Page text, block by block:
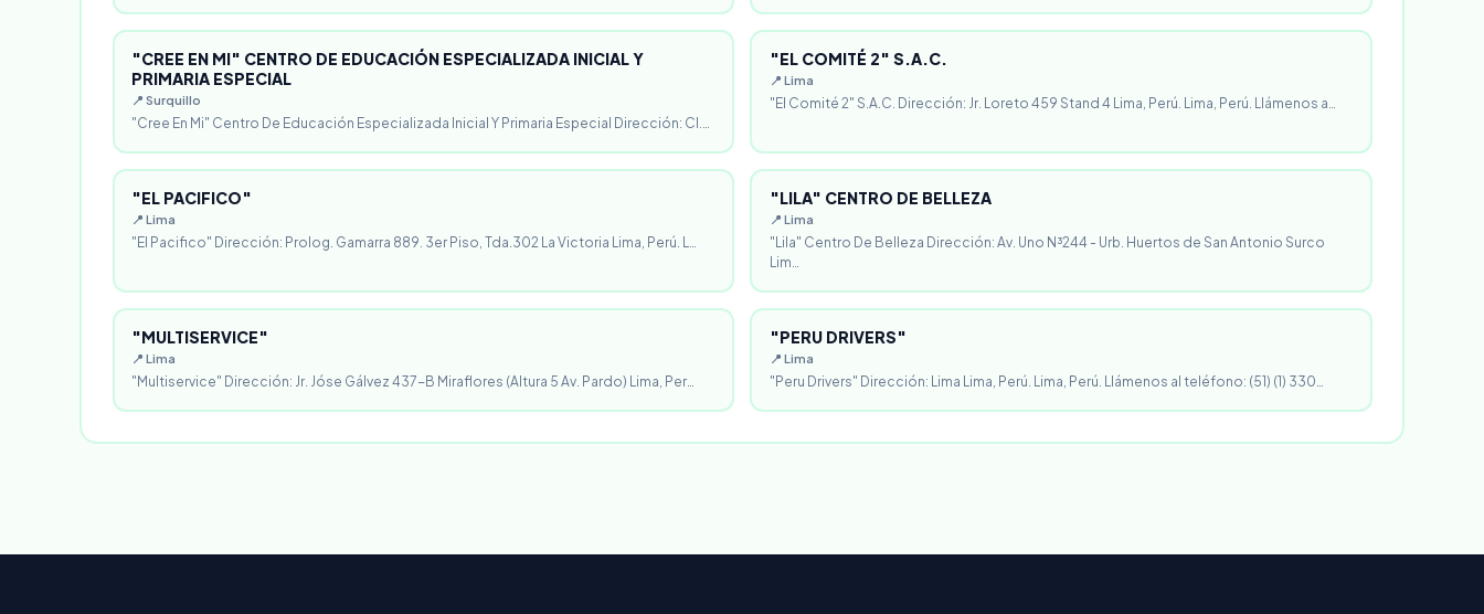
"CREE EN MI" CENTRO DE EDUCACIÓN ESPECIALIZADA INICIAL Y
PRIMARIA ESPECIAL
📍 Surquillo
"Cree En Mi" Centro De Educación Especializada Inicial Y Primaria Especial Dirección: Cl.…
"EL COMITÉ 2" S.A.C.
📍 Lima
"El Comité 2" S.A.C. Dirección: Jr. Loreto 459 Stand 4 Lima, Perú. Lima, Perú. Llámenos a…
"EL PACIFICO"
📍 Lima
"El Pacifico" Dirección: Prolog. Gamarra 889. 3er Piso, Tda.302 La Victoria Lima, Perú. L…
"LILA" CENTRO DE BELLEZA
📍 Lima
"Lila" Centro De Belleza Dirección: Av. Uno N³244 - Urb. Huertos de San Antonio Surco
Lim…
"MULTISERVICE"
📍 Lima
"Multiservice" Dirección: Jr. Jóse Gálvez 437-B Miraflores (Altura 5 Av. Pardo) Lima, Per…
"PERU DRIVERS"
📍 Lima
"Peru Drivers" Dirección: Lima Lima, Perú. Lima, Perú. Llámenos al teléfono: (51) (1) 330…